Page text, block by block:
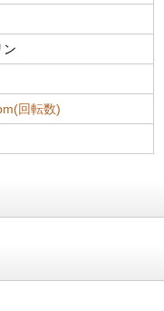
ン
回転数)